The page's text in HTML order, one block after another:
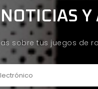
sobre tus juegos de